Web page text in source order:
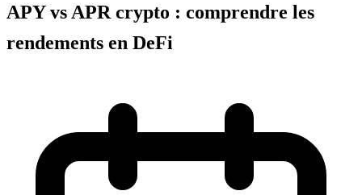
APY vs APR crypto : comprendre les
rendements en DeFi